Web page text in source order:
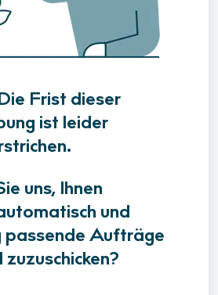
Frist dieser
ist leider
uns, Ihnen
und
passende Aufträge